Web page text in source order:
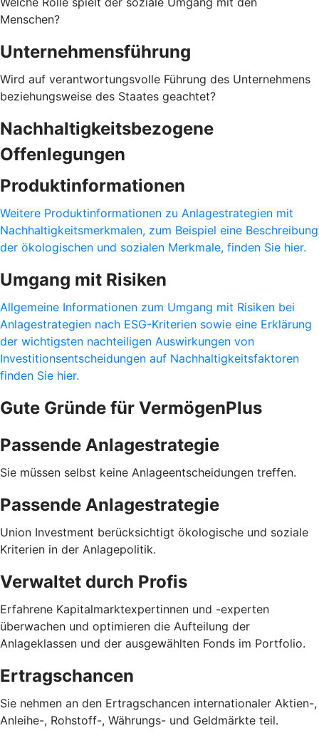
Menschen?
Unternehmensführung
Wird auf verantwortungsvolle Führung des Unternehmens
beziehungsweise des Staates geachtet?
Nachhaltigkeitsbezogene
Offenlegungen
Produktinformationen
Weitere Produktinformationen zu Anlagestrategien mit
Nachhaltigkeitsmerkmalen, zum Beispiel eine Beschreibung
der ökologischen und sozialen Merkmale, finden Sie hier.
Umgang mit Risiken
Allgemeine Informationen zum Umgang mit Risiken bei
Anlagestrategien nach ESG-Kriterien sowie eine Erklärung
der wichtigsten nachteiligen Auswirkungen von
Investitionsentscheidungen auf Nachhaltigkeitsfaktoren
finden Sie hier.
Gute Gründe für VermögenPlus
Passende Anlagestrategie
Sie müssen selbst keine Anlageentscheidungen treffen.
Passende Anlagestrategie
Union Investment berücksichtigt ökologische und soziale
Kriterien in der Anlagepolitik.
Verwaltet durch Profis
Erfahrene Kapitalmarktexpertinnen und -experten
überwachen und optimieren die Aufteilung der
Anlageklassen und der ausgewählten Fonds im Portfolio.
Ertragschancen
Sie nehmen an den Ertragschancen internationaler Aktien-,
Anleihe-, Rohstoff-, Währungs- und Geldmärkte teil.